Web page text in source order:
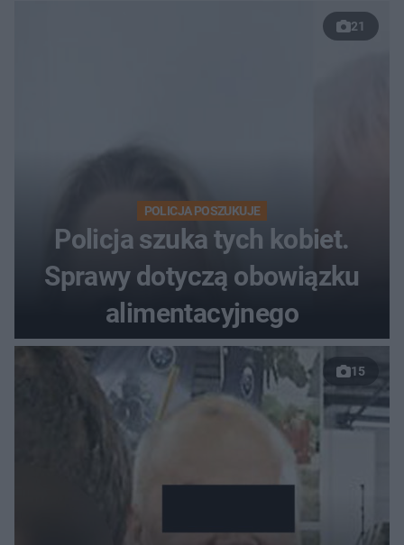
21
POLICJA POSZUKUJE
Policja szuka tych kobiet.
Sprawy dotyczą obowiązku
alimentacyjnego
15